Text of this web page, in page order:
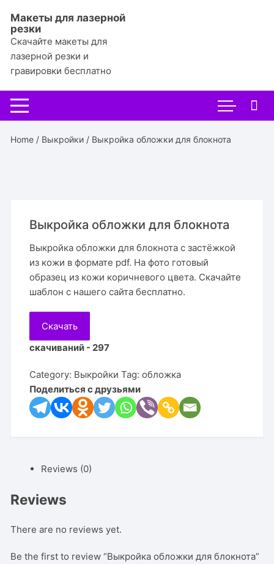
содержимому
Макеты для лазерной
резки
Скачайте макеты для
лазерной резки и
гравировки бесплатно
Home / Выкройки / Выкройка обложки для блокнота
Выкройка обложки для блокнота
Выкройка обложки для блокнота с застёжкой
из кожи в формате pdf. На фото готовый
образец из кожи коричневого цвета. Скачайте
шаблон с нашего сайта бесплатно.
Скачать
скачиваний - 297
Category: Выкройки Tag:обложка
Поделиться с друзьями
Reviews (0)
Reviews
There are no reviews yet.
Be the first to review “Выкройка обложки для блокнота”